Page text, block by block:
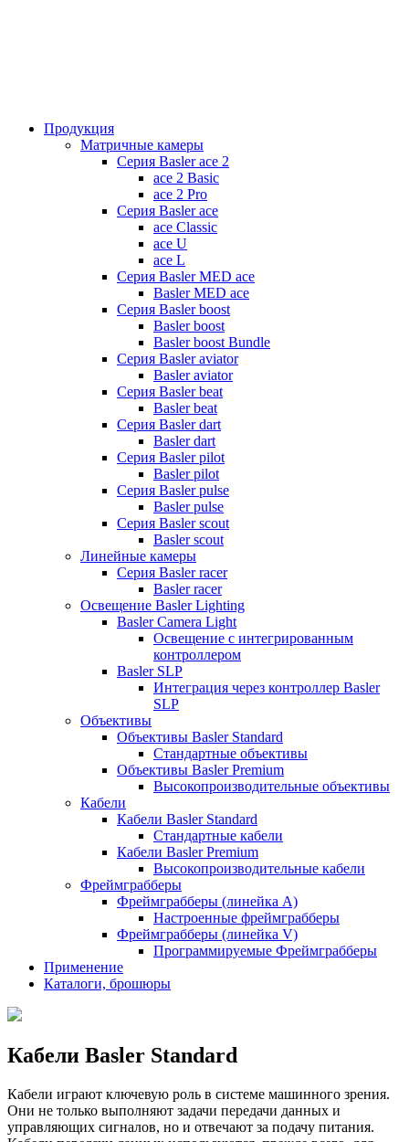
Продукция
Матричные камеры
Серия Basler ace 2
ace 2 Basic
ace 2 Pro
Серия Basler ace
ace Classic
ace U
ace L
Серия Basler MED ace
Basler MED ace
Серия Basler boost
Basler boost
Basler boost Bundle
Серия Basler aviator
Basler aviator
Серия Basler beat
Basler beat
Серия Basler dart
Basler dart
Серия Basler pilot
Basler pilot
Серия Basler pulse
Basler pulse
Серия Basler scout
Basler scout
Линейные камеры
Серия Basler racer
Basler racer
Освещение Basler Lighting
Basler Camera Light
Освещение с интегрированным
контроллером
Basler SLP
Интеграция через контроллер Basler
SLP
Объективы
Объективы Basler Standard
Стандартные объективы
Объективы Basler Premium
Высокопроизводительные объективы
Кабели
Кабели Basler Standard
Стандартные кабели
Кабели Basler Premium
Высокопроизводительные кабели
Фреймграбберы
Фреймграбберы (линейка А)
Настроенные фреймграбберы
Фреймграбберы (линейка V)
Программируемые Фреймграбберы
Применение
Каталоги, брошюры
Кабели Basler Standard
Кабели играют ключевую роль в системе машинного зрения.
Они не только выполняют задачи передачи данных и
управляющих сигналов, но и отвечают за подачу питания.